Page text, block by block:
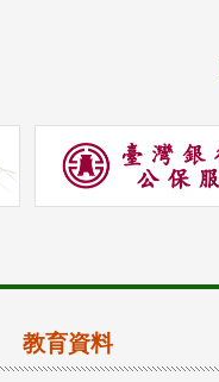
教育資料